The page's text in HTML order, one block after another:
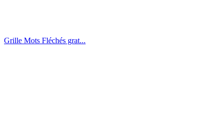
Grille Mots Fléchés grat...